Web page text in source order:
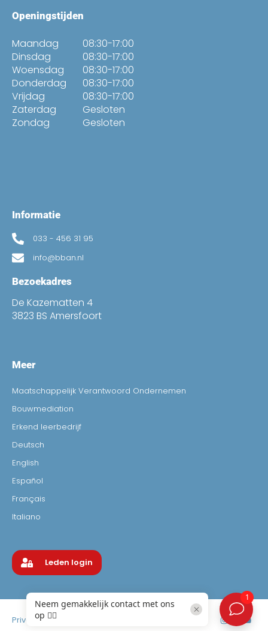
Openingstijden
Maandag
Dinsdag
Woensdag
Donderdag
Vrijdag
Zaterdag
Zondag
08:30-17:00
08:30-17:00
08:30-17:00
08:30-17:00
08:30-17:00
Gesloten
Gesloten
Informatie
033 - 456 31 95
info@bban.nl
Bezoekadres
De Kazematten 4
3823 BS Amersfoort
Meer
Maatschappelijk Verantwoord Ondernemen
Bouwmediation
Erkend leerbedrijf
Deutsch
English
Español
Français
Italiano
Leden login
Privacyverklaring